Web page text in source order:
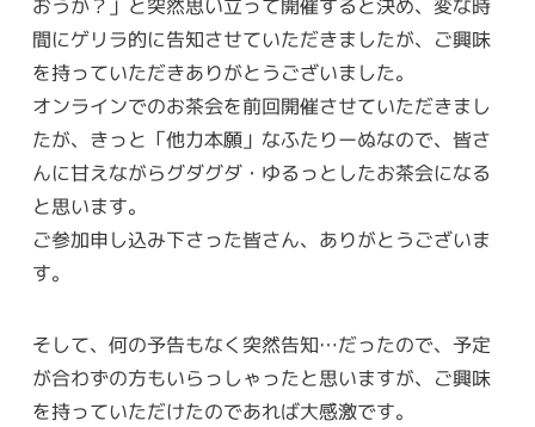
おうか？」と突然思い立って開催すると決め、変な時
間にゲリラ的に告知させていただきましたが、ご興味
を持っていただきありがとうございました。
オンラインでのお茶会を前回開催させていただきまし
たが、きっと「他力本願」なふたりーぬなので、皆さ
んに甘えながらグダグダ・ゆるっとしたお茶会になる
と思います。
ご参加申し込み下さった皆さん、ありがとうございま
す。
そして、何の予告もなく突然告知…だったので、予定
が合わずの方もいらっしゃったと思いますが、ご興味
を持っていただけたのであれば大感激です。